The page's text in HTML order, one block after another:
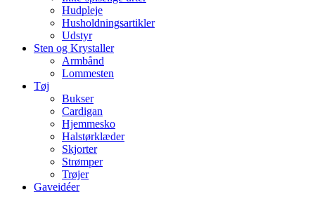
Hudpleje
Husholdningsartikler
Udstyr
Sten og Krystaller
Armbånd
Lommesten
Tøj
Bukser
Cardigan
Hjemmesko
Halstørklæder
Skjorter
Strømper
Trøjer
Gaveidéer